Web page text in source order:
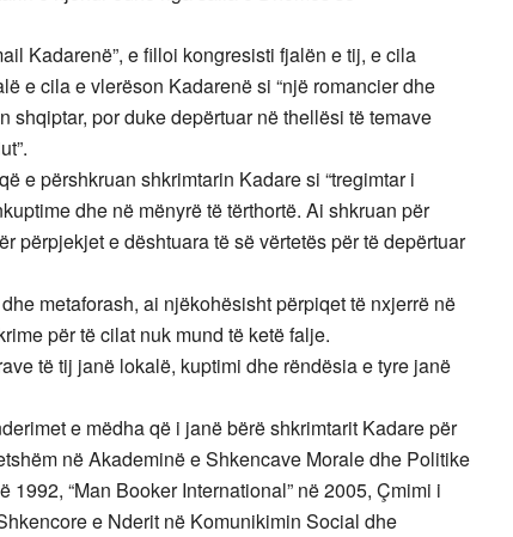
Kadarenë”, e filloi kongresisti fjalën e tij, e cila
e cila e vlerëson Kadarenë si “një romancier dhe
shqiptar, por duke depërtuar në thellësi të temave
e përshkruan shkrimtarin Kadare si “tregimtar i
dhe në mënyrë të tërthortë. Ai shkruan për
përpjekjet e dështuara të së vërtetës për të depërtuar
metaforash, ai njëkohësisht përpiqet të nxjerrë në
për të cilat nuk mund të ketë falje.
të tij janë lokalë, kuptimi dhe rëndësia e tyre janë
e mëdha që i janë bërë shkrimtarit Kadare për
në Akademinë e Shkencave Morale dhe Politike
1992, “Man Booker International” në 2005, Çmimi i
e Nderit në Komunikimin Social dhe